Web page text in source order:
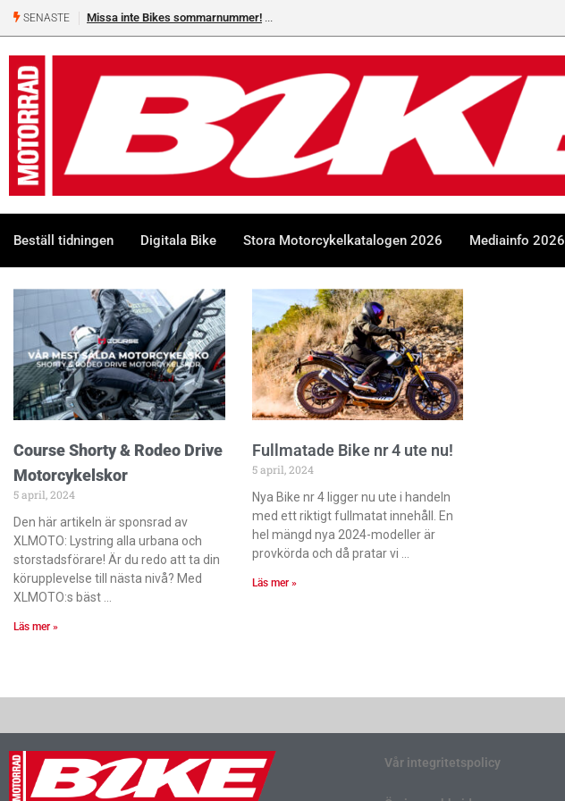
SENASTE Missa inte Bikes sommarnummer!
Beställ tidningen Digitala Bike Stora Motorcykelkatalogen 2026 Mediainfo 2026
Course Shorty & Rodeo Drive
Motorcykelskor
5 april, 2024
Den här artikeln är sponsrad av
XLMOTO: Lystring alla urbana och
storstadsförare! Är du redo att ta din
körupplevelse till nästa nivå? Med
XLMOTO:s bäst
Läs mer »
Fullmatade Bike nr 4 ute nu!
5 april, 2024
Nya Bike nr 4 ligger nu ute i handeln
med ett riktigt fullmatat innehåll. En
hel mängd nya 2024-modeller är
provkörda och då pratar vi
Läs mer »
Vår integritetspolicy